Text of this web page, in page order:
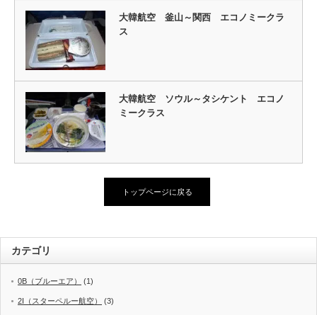
大韓航空 釜山～関西 エコノミークラ
ス
大韓航空 ソウル～タシケント エコノ
ミークラス
トップページに戻る
カテゴリ
0B（ブルーエア） (1)
2I（スターペルー航空） (3)